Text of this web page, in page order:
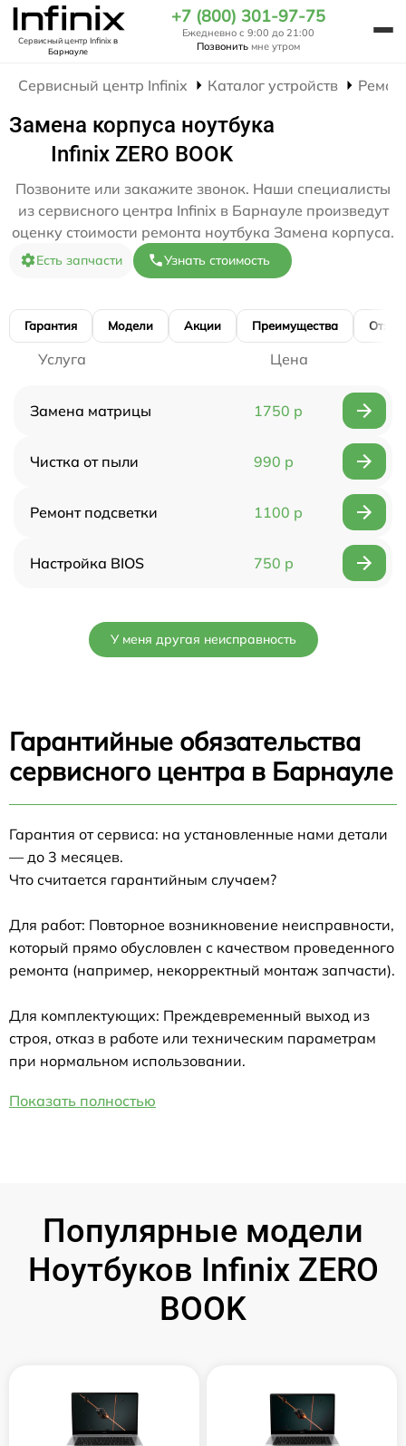
Сервисный центр Infinixв
Барнауле
+7 (800) 301-97-75
Ежедневно с 9:00 до 21:00
Позвонить мне утром
Сервисный центр Infinix Каталог устройств
Замена корпуса ноутбука
Infinix ZERO BOOK
Позвоните или закажите звонок. Наши специалисты
из сервисного центра Infinix в Барнауле произведут
оценку стоимости ремонта ноутбука Замена корпуса.
Есть запчасти Узнать стоимость
Гарантия Модели Акции Преимущества
Услуга Цена
Замена матрицы 1750 р
Чистка от пыли 990 р
Ремонт подсветки 1100 р
Настройка BIOS 750 р
У меня другая неисправность
Гарантийные обязательства
сервисного центра в Барнауле
Гарантия от сервиса: на установленные нами детали
— до 3 месяцев.
Что считается гарантийным случаем?
Для работ: Повторное возникновение неисправности,
который прямо обусловлен с качеством проведенного
ремонта (например, некорректный монтаж запчасти).
Для комплектующих: Преждевременный выход из
строя, отказ в работе или техническим параметрам
при нормальном использовании.
Показать полностью
Популярные модели
Ноутбуков Infinix ZERO
BOOK